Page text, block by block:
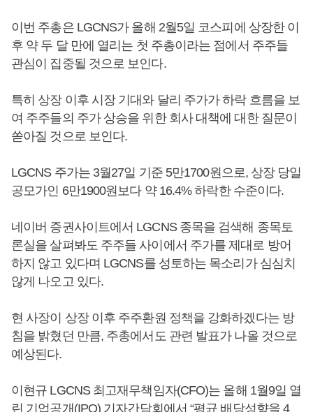
이번 주총은 LGCNS가 올해 2월5일 코스피에 상장한 이
후 약 두 달 만에 열리는 첫 주총이라는 점에서 주주들
관심이 집중될 것으로 보인다.
특히 상장 이후 시장 기대와 달리 주가가 하락 흐름을 보
여 주주들의 주가 상승을 위한 회사 대책에 대한 질문이
쏟아질 것으로 보인다.
LGCNS 주가는 3월27일 기준 5만1700원으로, 상장 당일
공모가인 6만1900원보다 약 16.4% 하락한 수준이다.
네이버 증권사이트에서 LGCNS 종목을 검색해 종목토
론실을 살펴봐도 주주들 사이에서 주가를 제대로 방어
하지 않고 있다며 LGCNS를 성토하는 목소리가 심심치
않게 나오고 있다.
현 사장이 상장 이후 주주환원 정책을 강화하겠다는 방
침을 밝혔던 만큼, 주총에서도 관련 발표가 나올 것으로
예상된다.
이현규 LGCNS 최고재무책임자(CFO)는 올해 1월9일 열
린 기업공개(IPO) 기자간담회에서 “평균 배당성향을 4